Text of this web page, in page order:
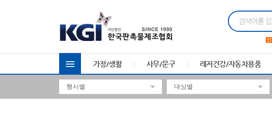
가정/생활 사무/문구 레저건강/자동차용품